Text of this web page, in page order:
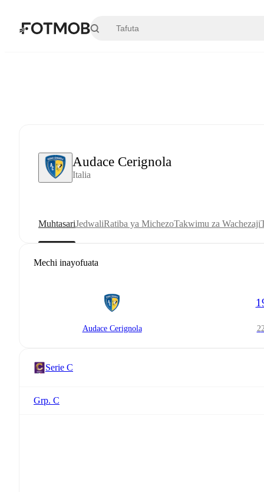
Audace Cerignola
Italia
MuhtasariJedwaliRatiba ya MichezoTakwimu za Wachezaji
Mechi inayofuata
Audace Cerignola
Serie C
Grp. C